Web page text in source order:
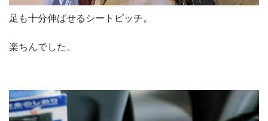
足も十分伸ばせるシートピッチ。
楽ちんでした。